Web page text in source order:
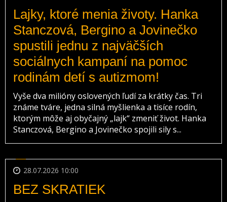
Lajky, ktoré menia životy. Hanka
Stanczová, Bergino a Jovinečko
spustili jednu z najväčších
sociálnych kampaní na pomoc
rodinám detí s autizmom!
Vyše dva milióny oslovených ľudí za krátky čas. Tri
známe tváre, jedna silná myšlienka a tisíce rodín,
ktorým môže aj obyčajný „lajk“ zmeniť život. Hanka
Stanczová, Bergino a Jovinečko spojili sily s...
28.07.2026 10:00
BEZ SKRATIEK